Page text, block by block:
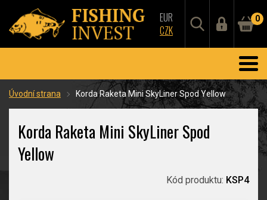
EUR
CZK
0
Úvodní strana Korda Raketa Mini SkyLiner Spod Yellow
Korda Raketa Mini SkyLiner Spod
Yellow
Kód produktu: KSP4